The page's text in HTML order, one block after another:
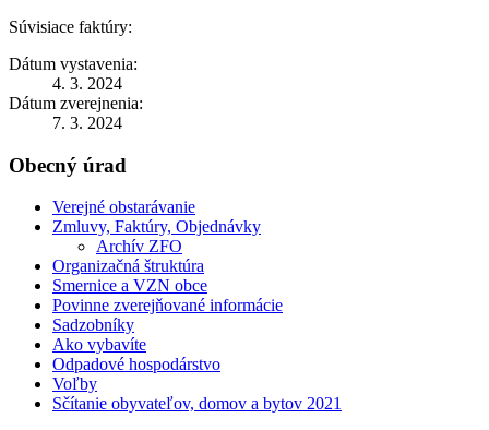
Súvisiace faktúry:
Dátum vystavenia:
4. 3. 2024
Dátum zverejnenia:
7. 3. 2024
Obecný úrad
Verejné obstarávanie
Zmluvy, Faktúry, Objednávky
Archív ZFO
Organizačná štruktúra
Smernice a VZN obce
Povinne zverejňované informácie
Sadzobníky
Ako vybavíte
Odpadové hospodárstvo
Voľby
Sčítanie obyvateľov, domov a bytov 2021